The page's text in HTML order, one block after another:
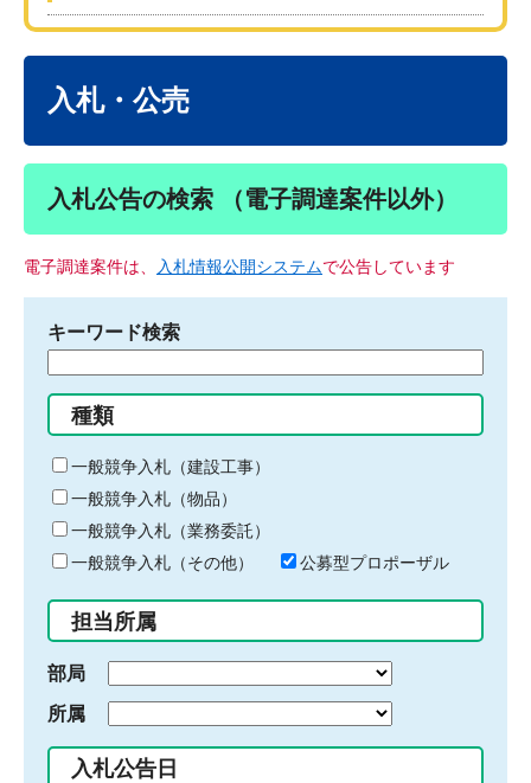
入札・公売
入札公告の検索 （電子調達案件以外）
電子調達案件は、 入札情報公開システムで公告しています
キーワード検索
る
キ
ー
ワ
ー
ド
入
力
種類
一般競争入札（建設工事）
一般競争入札（物品）
一般競争入札（業務委託）
一般競争入札（その他）
公募型プロポーザル
担当所属
部局
所属
入札公告日